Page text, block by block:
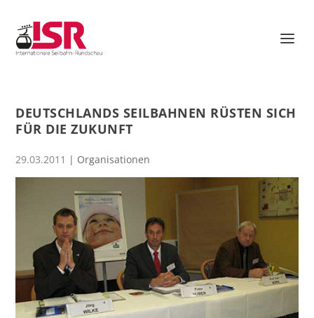
DEUTSCHLANDS SEILBAHNEN RÜSTEN SICH
FÜR DIE ZUKUNFT
29.03.2011 | Organisationen